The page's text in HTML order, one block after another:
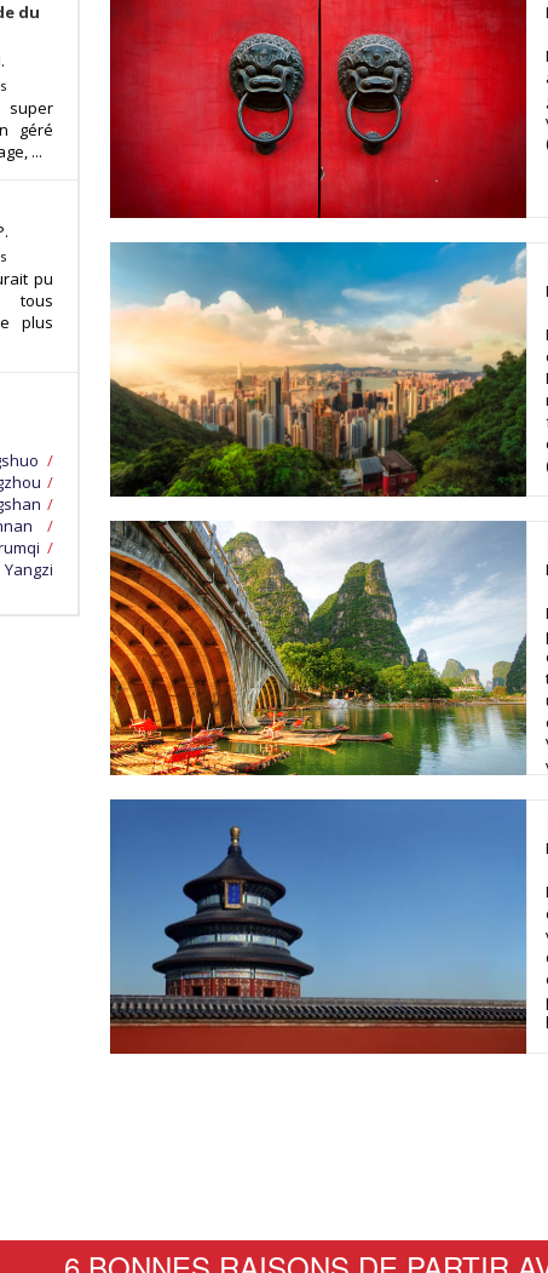
du
géré
...
pu
tous
plus
/
/
/
/
/